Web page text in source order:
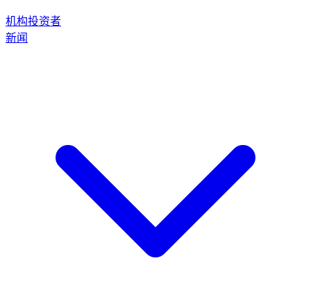
机构投资者
新闻